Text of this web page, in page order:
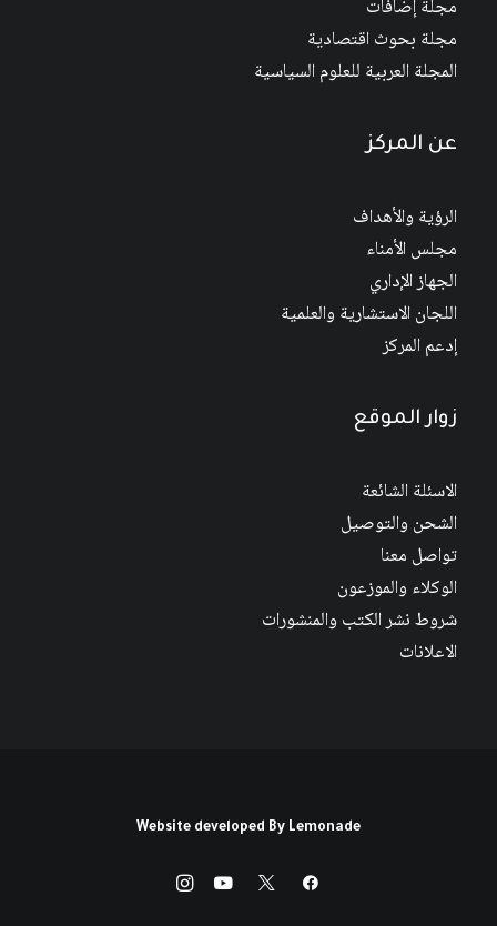
مجلة إضافات
مجلة بحوث اقتصادية
المجلة العربية للعلوم السياسية
عن المركز
الرؤية والأهداف
مجلس الأمناء
الجهاز الإداري
اللجان الاستشارية والعلمية
إدعم المركز
زوار الموقع
الاسئلة الشائعة
الشحن والتوصيل
تواصل معنا
الوكلاء والموزعون
شروط نشر الكتب والمنشورات
الاعلانات
Website developed By Lemonade